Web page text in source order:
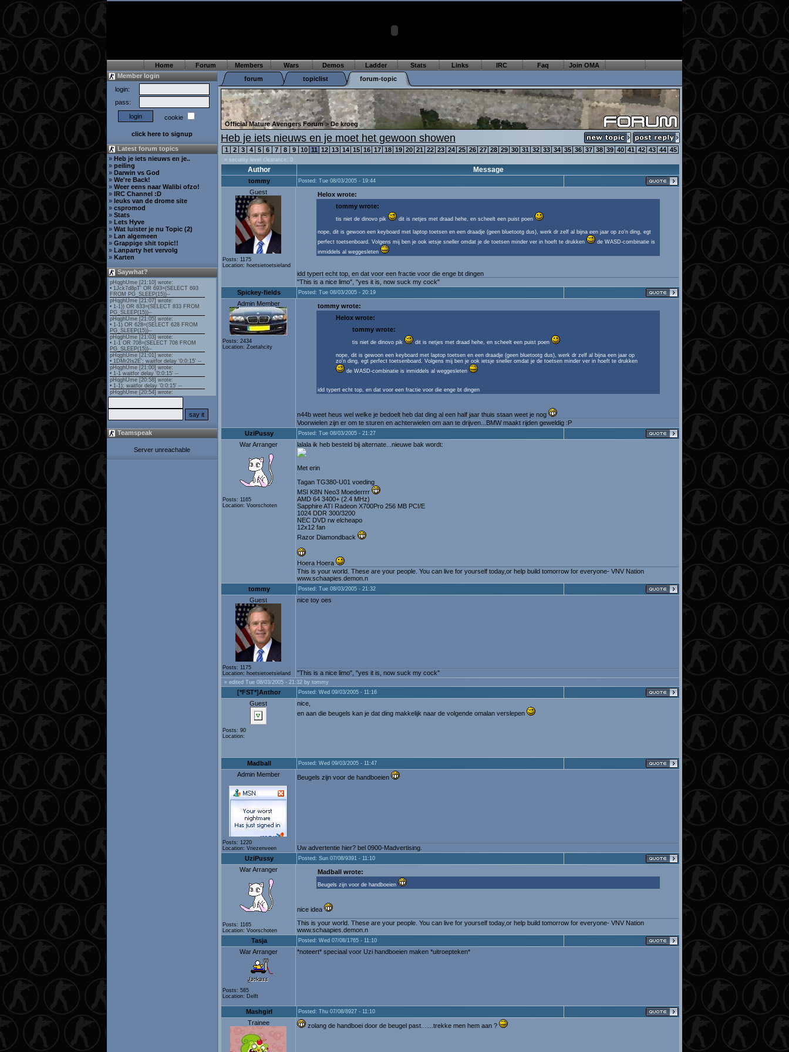
Home Forum Members Wars Demos Ladder Stats Links IRC Faq
Join OMA
Member login
login:
pass:
cookie
click here to signup
Latest forum topics
» Heb je iets nieuws en je..
» peiling
» Darwin vs God
» We're Back!
» Weer eens naar Walibi ofzo!
» IRC Channel :D
» leuks van de drome site
» cspromod
» Stats
» Lets Hyve
» Wat luister je nu Topic (2)
» Lan algemeen
» Grappige shit topic!!
» Lanparty het vervolg
» Karten
Saywhat?
Teamspeak
Server unreachable
forum topiclist forum-topic
Official Mature Avengers Forum>De kroeg
Heb je iets nieuws en je moet het gewoon showen
1 2 3 4 5 6 7 8 9 10 11 12 13 14 15 16 17 18 19 20 21 22 23 24 25 26 27 28 29 30 31 32 33 34 35 36 37 38 39 40 41 42 43 44 45
» security level clearance: 0
Author Message
tommy Posted: Tue 08/03/2005 - 19:44
Guest
Posts: 1175
Location: hoetsietoetsieland
Helox wrote:
tommy wrote:
tis niet de dinovo pik dit is netjes met draad hehe, en scheelt een puist poen
nope, dit is gewoon een keyboard met laptop toetsen en een draadje (geen bluetootg dus), werk dr zelf al bijna een jaar op zo'n ding, egt
perfect toetsenboard. Volgens mij ben je ook ietsje sneller omdat je de toetsen minder ver in hoeft te drukken
de WASD-combinatie is
inmiddels al weggesleten
idd typert echt top, en dat voor een fractie voor die enge bt dingen
"This is a nice limo", "yes it is, now suck my cock"
Spickey-fields
Posted: Tue 08/03/2005 - 20:19
Admin Member
Posts: 2434
Location: Zoetahcity
tommy wrote:
Helox wrote:
tommy wrote:
tis niet de dinovo pik dit is netjes met draad hehe, en scheelt een puist poen
nope, dit is gewoon een keyboard met laptop toetsen en een draadje (geen bluetootg dus), werk dr zelf al bijna een jaar op
zo'n ding, egt perfect toetsenboard. Volgens mij ben je ook ietsje sneller omdat je de toetsen minder ver in hoeft te drukken
de WASD-combinatie is inmiddels al weggesleten
idd typert echt top, en dat voor een fractie voor die enge bt dingen
n44b weet heus wel welke je bedoelt heb dat ding al een half jaar thuis staan weet je nog
Voorwielen zijn er om te sturen en achterwielen om aan te drijven...BMW maakt rijden geweldig :P
UziPussy
Posted: Tue 08/03/2005 - 21:27
War Arranger
Posts: 1165
Location: Voorschoten
lalala ik heb besteld bij alternate...nieuwe bak wordt:
Met erin
Tagan TG380-U01 voeding
MSI K8N Neo3 Moederrrr
AMD 64 3400+ (2.4 MHz)
Sapphire ATI Radeon X700Pro 256 MB PCI/E
1024 DDR 300/3200
NEC DVD rw elcheapo
12x12 fan
Razor Diamondback
Hoera Hoera
This is your world. These are your people. You can live for yourself today,or help build tomorrow for everyone- VNV Nation
www.schaapies.demon.n
tommy
Posted: Tue 08/03/2005 - 21:32
Guest
Posts: 1175
Location: hoetsietoetsieland
nice toy oes
"This is a nice limo", "yes it is, now suck my cock"
» edited Tue 08/03/2005 - 21:32 by tommy
[*FST*]Anthor Posted: Wed 09/03/2005 - 11:16
Guest
Posts: 90
Location:
nice,
en aan die beugels kan je dat ding makkelijk naar de volgende omalan verslepen
Madball Posted: Wed 09/03/2005 - 11:47
Admin Member
Posts: 1220
Location: Vriezenveen
Beugels zijn voor de handboeien
Uw advertentie hier? bel 0900-Madvertising.
UziPussy
Posted: Sun 07/08/9391 - 11:10
War Arranger
Posts: 1165
Location: Voorschoten
Madball wrote:
Beugels zijn voor de handboeien
nice idea
This is your world. These are your people. You can live for yourself today,or help build tomorrow for everyone- VNV Nation
www.schaapies.demon.n
Tasja
Posted: Wed 07/08/1765 - 11:10
War Arranger
Posts: 585
Location: Delft
*noteert* speciaal voor Uzi handboeien maken *uitroepteken*
Mashgirl Posted: Thu 07/08/8927 - 11:10
Trainee zolang de handboei door de beugel past.......trekke men hem aan ?